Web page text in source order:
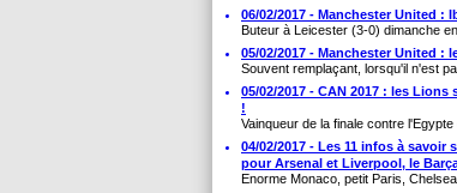
06/02/2017 - Manchester United :
Buteur à Leicester (3-0) dimanche
05/02/2017 - Manchester United :
Souvent remplaçant, lorsqu'il n'est
05/02/2017 - CAN 2017 : les
!
Vainqueur de la finale contre
04/02/2017 - Les 11 infos à
pour Arsenal et Liverpool, le
Enorme Monaco, petit Paris,